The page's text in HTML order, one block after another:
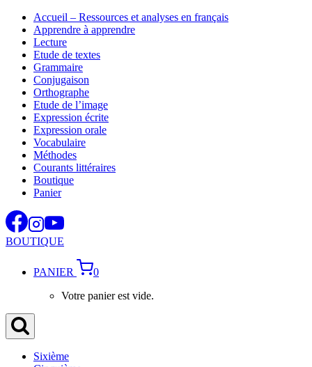
Aller
contenu
Accueil – Ressources et analyses en français
Apprendre à apprendre
Lecture
Etude de textes
Grammaire
Conjugaison
Orthographe
Etude de l’image
Expression écrite
Expression orale
Vocabulaire
Méthodes
Courants littéraires
Boutique
Panier
BOUTIQUE
PANIER
0
Votre panier est vide.
Sixième